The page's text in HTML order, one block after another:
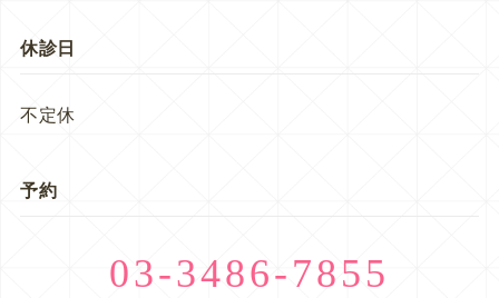
休診日
不定休
予約
03-3486-7855